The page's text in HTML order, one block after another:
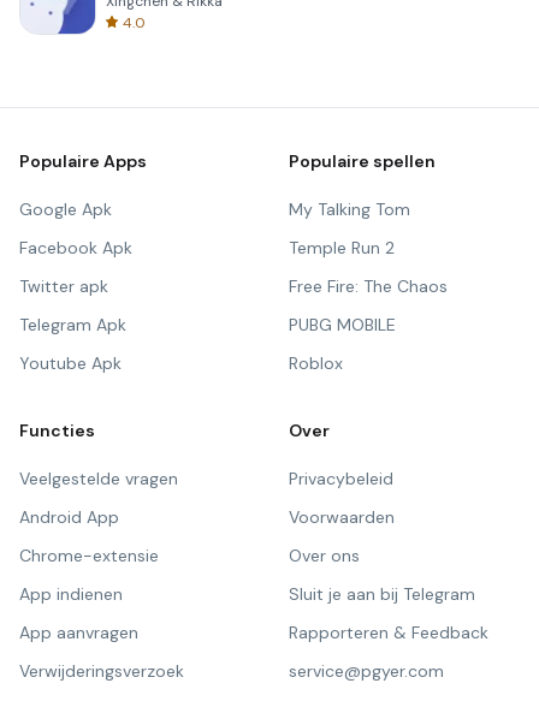
4.0
Populaire Apps
Google Apk
Facebook Apk
Twitter apk
Telegram Apk
Youtube Apk
Populaire spellen
My Talking Tom
Temple Run 2
Free Fire: The Chaos
PUBG MOBILE
Roblox
Functies
Veelgestelde vragen
Android App
Chrome-extensie
App indienen
App aanvragen
Verwijderingsverzoek
Over
Privacybeleid
Voorwaarden
Over ons
Sluit je aan bij Telegram
Rapporteren & Feedback
service@pgyer.com